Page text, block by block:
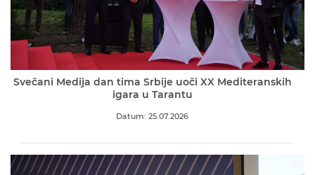
Svečani Medija dan tima Srbije uoči XX Mediteranskih
igara u Tarantu
Datum: 25.07.2026